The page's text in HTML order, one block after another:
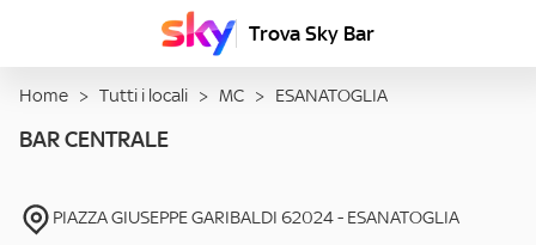
Trova Sky Bar
Home > Tutti i locali > MC > ESANATOGLIA
BAR CENTRALE
PIAZZA GIUSEPPE GARIBALDI 62024- ESANATOGLIA